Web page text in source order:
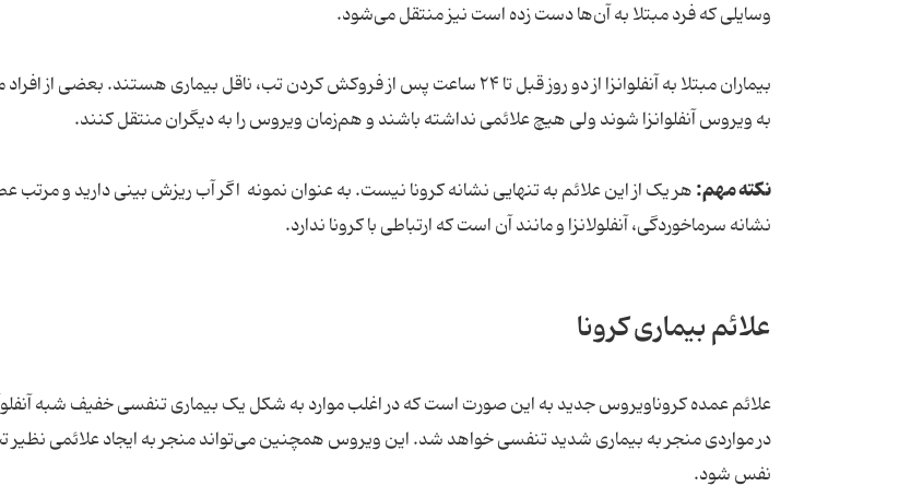
وسایلی که فرد مبتلا به آن‌ها دست زده است نیز منتقل می‌شود.
بیماران مبتلا به آنفلوانزا از دو روز قبل تا ۲۴ ساعت پس از فروکش کردن تب، ناقل بیماری هستند.
به ویروس آنفلوانزا شوند ولی هیچ علائمی نداشته باشند و هم‌زمان ویروس را به دیگران منتقل کنند.
نکته مهم:هر یک از این علائم به تنهایی نشانه کرونا نیست. به عنوان نمونه اگر آب ریزش بینی دارید و مرتب
نشانه سرماخوردگی، آنفلولانزا و مانند آن است که ارتباطی با کرونا ندارد.
علائم بیماری کرونا
علائم عمده کروناویروس جدید به این صورت است که در اغلب موارد به شکل یک بیماری تنفسی خفیف شبه
در مواردی منجر به بیماری شدید تنفسی خواهد شد. این ویروس همچنین می‌تواند منجر به ایجاد علائمی نظیر
نفس شود.